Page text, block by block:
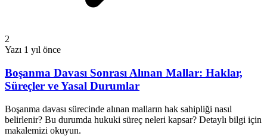
2
Yazı 1 yıl önce
Boşanma Davası Sonrası Alınan Mallar: Haklar,
Süreçler ve Yasal Durumlar
Boşanma davası sürecinde alınan malların hak sahipliği nasıl
belirlenir? Bu durumda hukuki süreç neleri kapsar? Detaylı bilgi için
makalemizi okuyun.